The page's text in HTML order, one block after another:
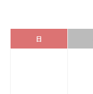
日